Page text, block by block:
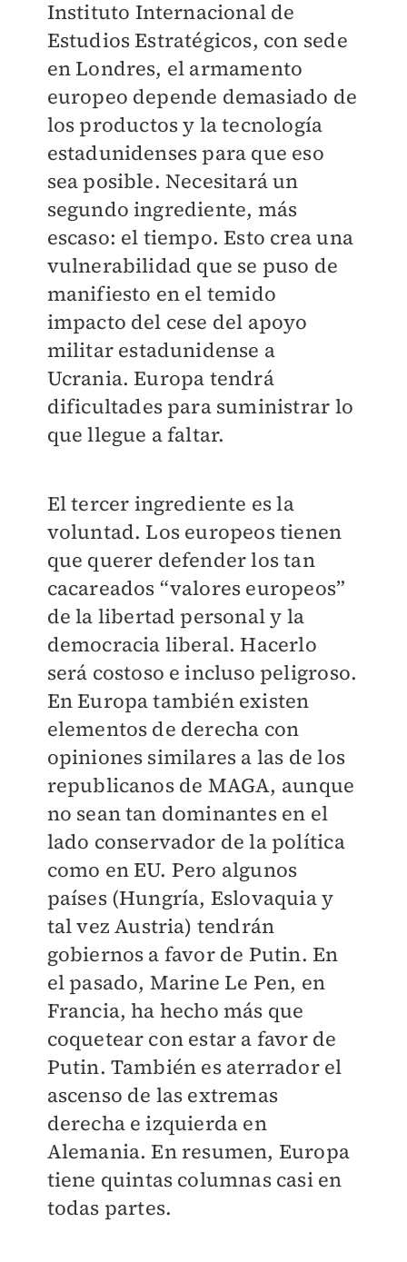
Instituto Internacional de
Estudios Estratégicos, con sede
en Londres, el armamento
europeo depende demasiado de
los productos y la tecnología
estadunidenses para que eso
sea posible. Necesitará un
segundo ingrediente, más
escaso: el tiempo. Esto crea una
vulnerabilidad que se puso de
manifiesto en el temido
impacto del cese del apoyo
militar estadunidense a
Ucrania. Europa tendrá
dificultades para suministrar lo
que llegue a faltar.
El tercer ingrediente es la
voluntad. Los europeos tienen
que querer defender los tan
cacareados “valores europeos”
de la libertad personal y la
democracia liberal. Hacerlo
será costoso e incluso peligroso.
En Europa también existen
elementos de derecha con
opiniones similares a las de los
republicanos de MAGA, aunque
no sean tan dominantes en el
lado conservador de la política
como en EU. Pero algunos
países (Hungría, Eslovaquia y
tal vez Austria) tendrán
gobiernos a favor de Putin. En
el pasado, Marine Le Pen, en
Francia, ha hecho más que
coquetear con estar a favor de
Putin. También es aterrador el
ascenso de las extremas
derecha e izquierda en
Alemania. En resumen, Europa
tiene quintas columnas casi en
todas partes.